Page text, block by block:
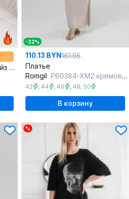
Платье футболка оверсайз с сеткой и цепью из хлопкового футера
-32%
110.13 BYN161.95
Платье
Romgil РВ0384-ХМ2 кремовый, серебро
42 , 44 , 46 , 48, 50
В корзину
%